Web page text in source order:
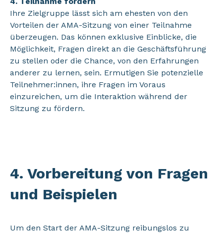
Ihre Zielgruppe lässt sich am ehesten von den
Vorteilen der AMA-Sitzung von einer Teilnahme
überzeugen. Das können exklusive Einblicke, die
Möglichkeit, Fragen direkt an die Geschäftsführung
zu stellen oder die Chance, von den Erfahrungen
anderer zu lernen, sein. Ermutigen Sie potenzielle
Teilnehmer:innen, ihre Fragen im Voraus
einzureichen, um die Interaktion während der
Sitzung zu fördern.
4. Vorbereitung von Fragen
und Beispielen
Um den Start der AMA-Sitzung reibungslos zu